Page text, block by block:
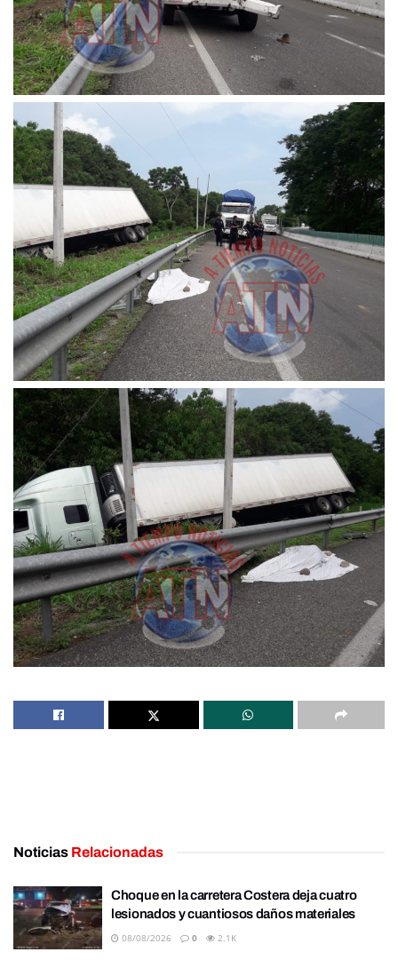
Noticias Relacionadas
Choque en la carretera Costera deja cuatro
lesionados y cuantiosos daños materiales
08/08/2026 0 2.1K